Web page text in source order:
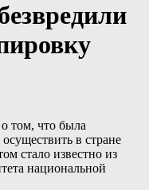
том, что была
в стране
стало известно из
национальной